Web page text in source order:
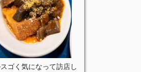
ゴく気になって訪店し